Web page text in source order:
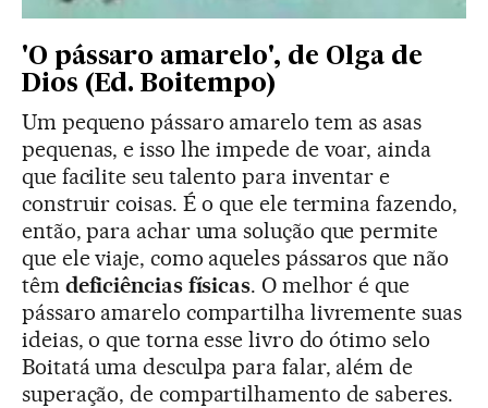
'O pássaro amarelo', de Olga de
Dios (Ed. Boitempo)
Um pequeno pássaro amarelo tem as asas
pequenas, e isso lhe impede de voar, ainda
que facilite seu talento para inventar e
construir coisas. É o que ele termina fazendo,
então, para achar uma solução que permite
que ele viaje, como aqueles pássaros que não
têm deficiências físicas. O melhor é que
pássaro amarelo compartilha livremente suas
ideias, o que torna esse livro do ótimo selo
Boitatá uma desculpa para falar, além de
superação, de compartilhamento de saberes.